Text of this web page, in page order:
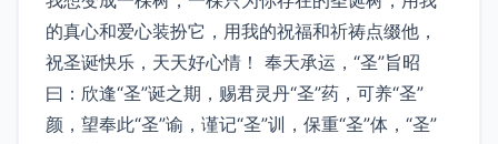
的真心和爱心装扮它，用我的祝福和祈祷点缀他，
祝圣诞快乐，天天好心情！ 奉天承运，“圣”旨昭
曰：欣逢“圣”诞之期，赐君灵丹“圣”药，可养“圣”
颜，望奉此“圣”谕，谨记“圣”训，保重“圣”体，“圣”